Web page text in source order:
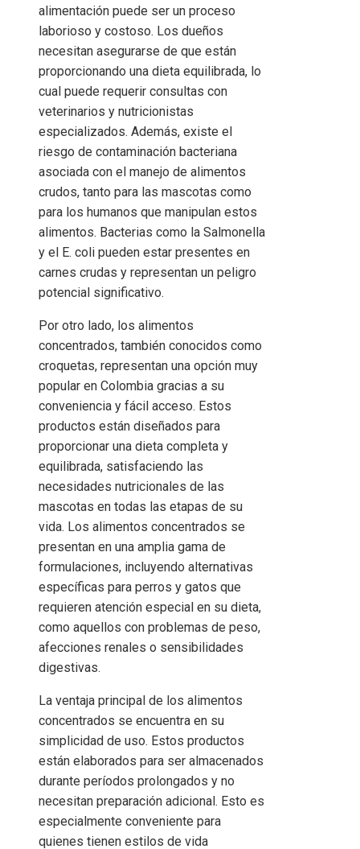
alimentación puede ser un proceso
laborioso y costoso. Los dueños
necesitan asegurarse de que están
proporcionando una dieta equilibrada, lo
cual puede requerir consultas con
veterinarios y nutricionistas
especializados. Además, existe el
riesgo de contaminación bacteriana
asociada con el manejo de alimentos
crudos, tanto para las mascotas como
para los humanos que manipulan estos
alimentos. Bacterias como la Salmonella
y el E. coli pueden estar presentes en
carnes crudas y representan un peligro
potencial significativo.
Por otro lado, los alimentos
concentrados, también conocidos como
croquetas, representan una opción muy
popular en Colombia gracias a su
conveniencia y fácil acceso. Estos
productos están diseñados para
proporcionar una dieta completa y
equilibrada, satisfaciendo las
necesidades nutricionales de las
mascotas en todas las etapas de su
vida. Los alimentos concentrados se
presentan en una amplia gama de
formulaciones, incluyendo alternativas
específicas para perros y gatos que
requieren atención especial en su dieta,
como aquellos con problemas de peso,
afecciones renales o sensibilidades
digestivas.
La ventaja principal de los alimentos
concentrados se encuentra en su
simplicidad de uso. Estos productos
están elaborados para ser almacenados
durante períodos prolongados y no
necesitan preparación adicional. Esto es
especialmente conveniente para
quienes tienen estilos de vida